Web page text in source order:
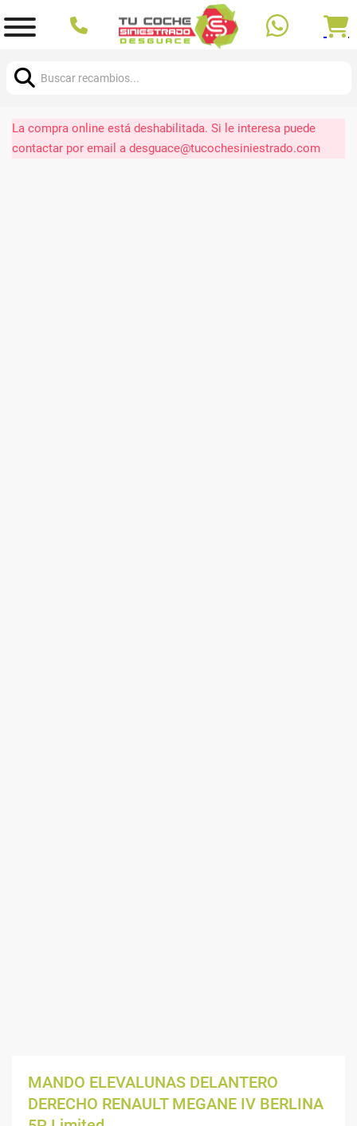
La compra online está deshabilitada. Si le interesa puede
contactar por email a desguace@tucochesiniestrado.com
MANDO ELEVALUNAS DELANTERO
DERECHO RENAULT MEGANE IV BERLINA